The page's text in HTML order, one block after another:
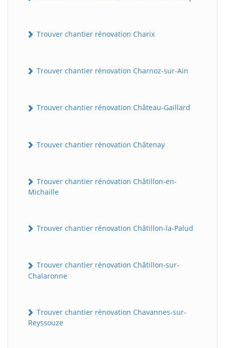
Trouver chantier rénovation Charix
Trouver chantier rénovation Charnoz-sur-Ain
Trouver chantier rénovation Château-Gaillard
Trouver chantier rénovation Châtenay
Trouver chantier rénovation Châtillon-en-
Michaille
Trouver chantier rénovation Châtillon-la-Palud
Trouver chantier rénovation Châtillon-sur-
Chalaronne
Trouver chantier rénovation Chavannes-sur-
Reyssouze